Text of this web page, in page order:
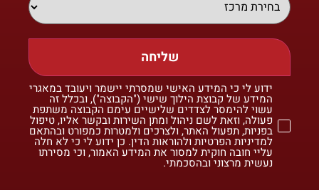
שליחה
ידוע לי כי המידע האישי שמסרתי יישמר ויעובד במאגרי
המידע של קבוצת הילוך שישי ("הקבוצה"), ובכלל זה
עשוי להימסר לצדדים שלישיים עימם הקבוצה משתפת
פעולה, וזאת לשם ניהול ומתן השירות ובקשר אליו, טיפול
בפניות, תפעול האתר, ולצרכים ולמטרות כמפורט ובהתאם
למדיניות הפרטיות ולהוראות הדין. כן ידוע לי כי לא חלה
עליי חובה חוקית למסור את המידע האמור, וכי מסירתו
נעשית מרצוני ובהסכמתי.